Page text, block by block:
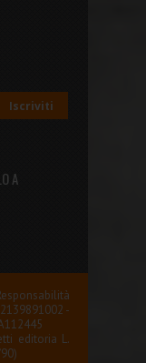
A
-
editoria L.